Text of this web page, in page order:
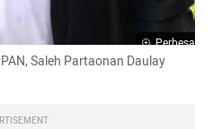
Perbesar
Saleh Partaonan Daulay